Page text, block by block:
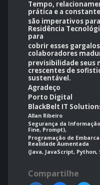
Tempo,
prática e a
são imperativos
Residência
para
cobrir esses
colaboradores
previsibilidade seus
crescentes de
sustentável.
Agradeço
Porto Digital
BlackBelt IT
Allan Ribeiro
Segurança da
Fine, Prompt),
Programação de
Realidade Aumentada
(Java, JavaScript,
Compartilhe